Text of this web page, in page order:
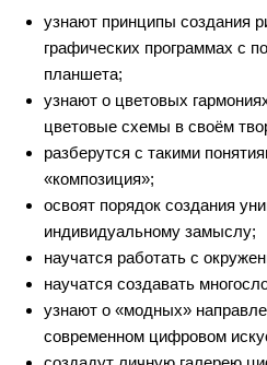
узнают принципы создания
графических программах с
планшета;
узнают о цветовых
цветовые схемы в своём
разберутся с такими
«композиция»;
освоят порядок создания
индивидуальному замыслу;
научатся работать с
научатся создавать
узнают о «модных»
современном цифровом